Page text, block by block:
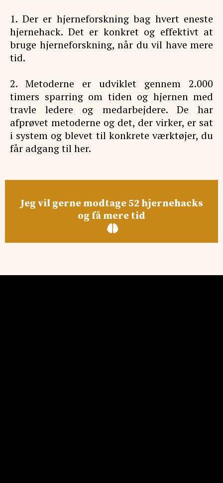
1. Der er hjerneforskning bag hvert eneste
hjernehack. Det er konkret og effektivt at
bruge hjerneforskning, når du vil have mere
tid.
2. Metoderne er udviklet gennem 2.000
timers sparring om tiden og hjernen med
travle ledere og medarbejdere. De har
afprøvet metoderne og det, der virker, er sat
i system og blevet til konkrete værktøjer, du
får adgang til her.
Jeg vil gerne modtage 52 hjernehacks
og få mere tid